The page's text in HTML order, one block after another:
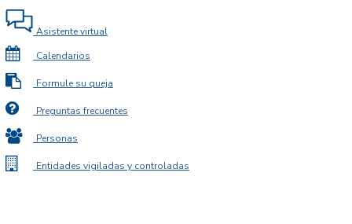
Asistente virtual
Calendarios
Formule su queja
Preguntas frecuentes
Personas
Entidades vigiladas y controladas